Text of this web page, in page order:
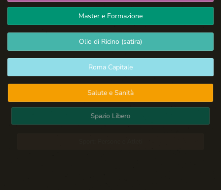
Master e Formazione
Olio di Ricino (satira)
Roma Capitale
Salute e Sanità
Spazio Libero